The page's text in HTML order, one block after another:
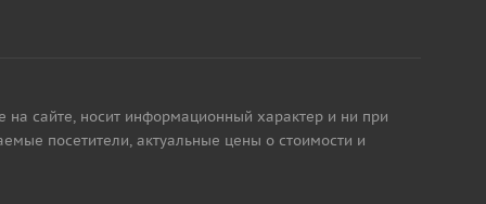
сайте, носит информационный характер и ни при
посетители, актуальные цены о стоимости и